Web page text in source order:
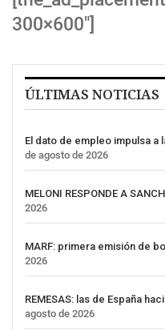
300×600″]
ÚLTIMAS NOTICIAS
El dato de empleo impulsa
de agosto de 2026
MELONI RESPONDE A
2026
MARF: primera emisión de
2026
REMESAS: las de España
agosto de 2026